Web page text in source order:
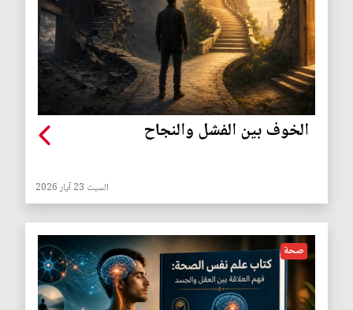
الخوف بين الفشل والنجاح
السبت 23 آيار 2026
صحة